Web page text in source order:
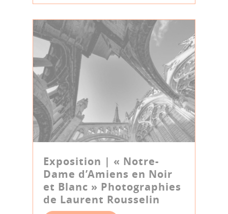
Exposition | « Notre-
Dame d’Amiens en Noir
et Blanc » Photographies
de Laurent Rousselin